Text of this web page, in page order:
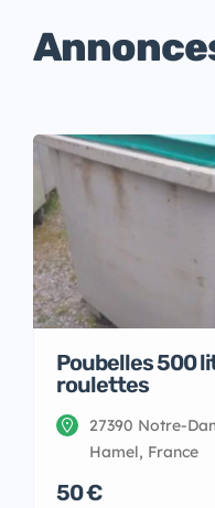
Poubelles 500
roulettes
27390 Notre-
Hamel, France
50 €